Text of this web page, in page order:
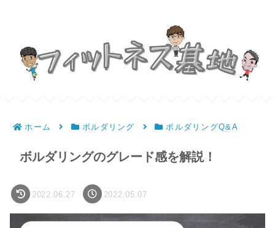
ホーム ボルダリング ボルダリングQ&A
ボルダリングのグレード感を解説！
2022.06.27 2022.05.07